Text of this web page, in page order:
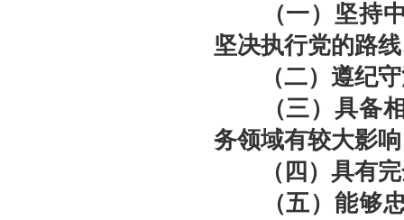
（一）坚持中
坚决执行党的路
（二）遵纪守
（三）具备相
务领域有较大影
（四）具有完
（五）能够忠